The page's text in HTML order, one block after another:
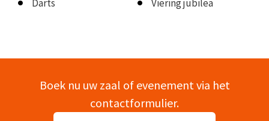
Darts
Viering jubilea
Boek nu uw zaal of evenement via het
contactformulier.